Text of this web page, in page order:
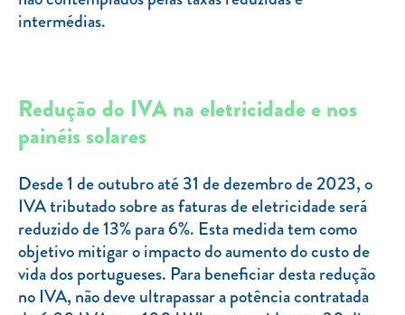
intermédias.
Redução do IVA na eletricidade e nos
painéis solares
Desde 1 de outubro até 31 de dezembro de 2023, o
IVA tributado sobre as faturas de eletricidade será
reduzido de 13% para 6%. Esta medida tem como
objetivo mitigar o impacto do aumento do custo de
vida dos portugueses. Para beneficiar desta redução
no IVA, não deve ultrapassar a potência contratada